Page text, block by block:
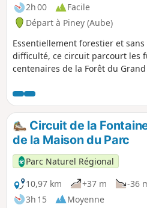
2h 00
Facile
Départ à Piney (Aube)
Essentiellement forestier et sans
difficulté, ce circuit parcourt les
centenaires de la Forêt du Grand
une petite escapade
village de la Loge-aux-Chèvres.
Circuit de la
de la Maison du Parc
Parc Naturel Régional
10,97 km
+37 m
-36
3h 15
Moyenne